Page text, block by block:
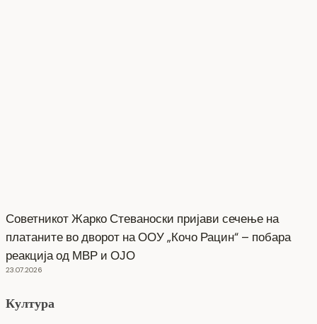
Советникот Жарко Стеваноски пријави сечење на
платаните во дворот на ООУ „Кочо Рацин“ – побара
реакција од МВР и ОЈО
23.07.2026
Култура